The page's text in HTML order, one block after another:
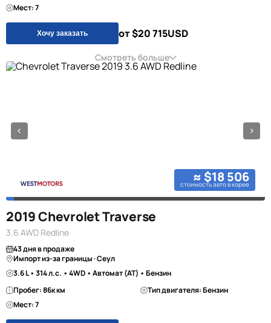
Мест: 7
Хочу заказать от $20 715USD
Смотреть больше
≈ $18 506
стоимость авто в корее
2019 Chevrolet Traverse
3.6 AWD Redline
43 дня в продаже
Импорт из-за границы · Сеул
3.6 L • 314 л.с. • 4WD • Автомат (AT) • Бензин
Пробег: 86к км
Тип двигателя: Бензин
Мест: 7